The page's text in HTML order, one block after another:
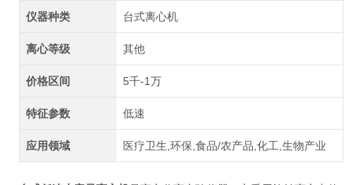
仪器种类 台式离心机
离心等级 其他
价格区间 5千-1万
特征参数 低速
应用领域 医疗卫生,环保,食品/农产品,化工,生物产业